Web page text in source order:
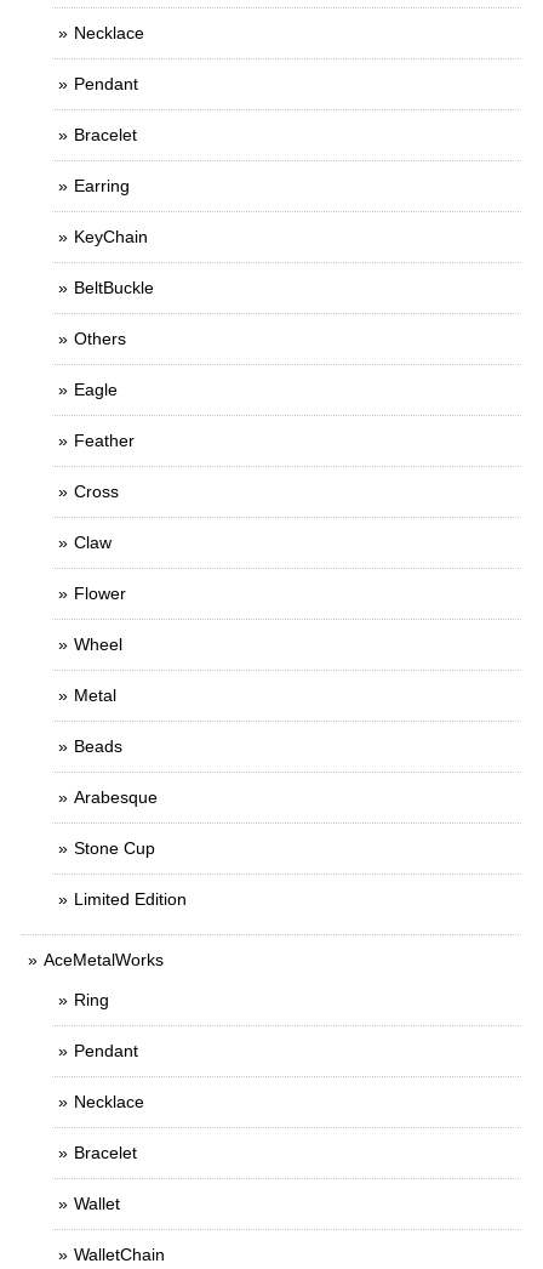
Necklace
Pendant
Bracelet
Earring
KeyChain
BeltBuckle
Others
Eagle
Feather
Cross
Claw
Flower
Wheel
Metal
Beads
Arabesque
Stone Cup
Limited Edition
AceMetalWorks
Ring
Pendant
Necklace
Bracelet
Wallet
WalletChain